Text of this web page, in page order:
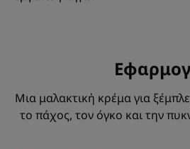
• Πυκνότητα : η σύνθεση που
Υφή
Μια μαλακτική κρέμα για
το πάχος, τον όγκο και την